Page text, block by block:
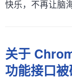
快乐，不再让脑
关于
功能接口